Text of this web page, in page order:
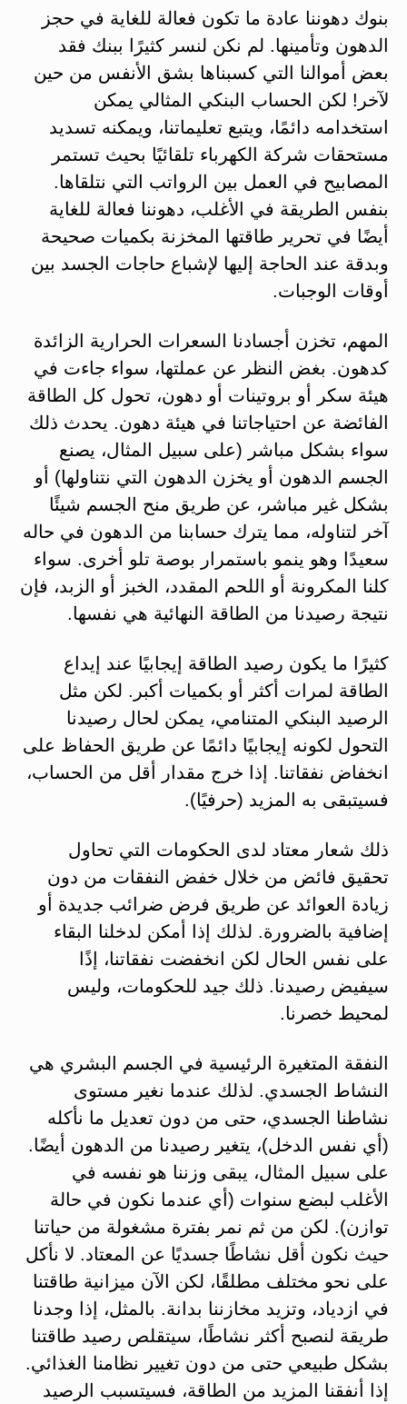
بنوك دهوننا عادة ما تكون فعالة للغاية في حجز
الدهون وتأمينها. لم نكن لنسر كثيرًا ببنك فقد
بعض أموالنا التي كسبناها بشق الأنفس من حين
لآخر! لكن الحساب البنكي المثالي يمكن
استخدامه دائمًا، ويتبع تعليماتنا، ويمكنه تسديد
مستحقات شركة الكهرباء تلقائيًا بحيث تستمر
المصابيح في العمل بين الرواتب التي نتلقاها.
بنفس الطريقة في الأغلب، دهوننا فعالة للغاية
أيضًا في تحرير طاقتها المخزنة بكميات صحيحة
وبدقة عند الحاجة إليها لإشباع حاجات الجسد بين
أوقات الوجبات.
المهم، تخزن أجسادنا السعرات الحرارية الزائدة
كدهون. بغض النظر عن عملتها، سواء جاءت في
هيئة سكر أو بروتينات أو دهون، تحول كل الطاقة
الفائضة عن احتياجاتنا في هيئة دهون. يحدث ذلك
سواء بشكل مباشر (على سبيل المثال، يصنع
الجسم الدهون أو يخزن الدهون التي نتناولها) أو
بشكل غير مباشر، عن طريق منح الجسم شيئًا
آخر لتناوله، مما يترك حسابنا من الدهون في حاله
سعيدًا وهو ينمو باستمرار بوصة تلو أخرى. سواء
كلنا المكرونة أو اللحم المقدد، الخبز أو الزبد، فإن
نتيجة رصيدنا من الطاقة النهائية هي نفسها.
كثيرًا ما يكون رصيد الطاقة إيجابيًا عند إيداع
الطاقة لمرات أكثر أو بكميات أكبر. لكن مثل
الرصيد البنكي المتنامي، يمكن لحال رصيدنا
التحول لكونه إيجابيًا دائمًا عن طريق الحفاظ على
انخفاض نفقاتنا. إذا خرج مقدار أقل من الحساب،
فسيتبقى به المزيد (حرفيًا).
ذلك شعار معتاد لدى الحكومات التي تحاول
تحقيق فائض من خلال خفض النفقات من دون
زيادة العوائد عن طريق فرض ضرائب جديدة أو
إضافية بالضرورة. لذلك إذا أمكن لدخلنا البقاء
على نفس الحال لكن انخفضت نفقاتنا، إذًا
سيفيض رصيدنا. ذلك جيد للحكومات، وليس
لمحيط خصرنا.
النفقة المتغيرة الرئيسية في الجسم البشري هي
النشاط الجسدي. لذلك عندما نغير مستوى
نشاطنا الجسدي، حتى من دون تعديل ما نأكله
(أي نفس الدخل)، يتغير رصيدنا من الدهون أيضًا.
على سبيل المثال، يبقى وزننا هو نفسه في
الأغلب لبضع سنوات (أي عندما نكون في حالة
توازن). لكن من ثم نمر بفترة مشغولة من حياتنا
حيث نكون أقل نشاطًا جسديًا عن المعتاد. لا نأكل
على نحو مختلف مطلقًا، لكن الآن ميزانية طاقتنا
في ازدياد، وتزيد مخازننا بدانة. بالمثل، إذا وجدنا
طريقة لنصبح أكثر نشاطًا، سيتقلص رصيد طاقتنا
بشكل طبيعي حتى من دون تغيير نظامنا الغذائي.
إذا أنفقنا المزيد من الطاقة، فسيتسبب الرصيد